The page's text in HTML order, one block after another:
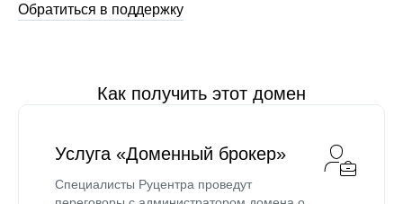
Обратиться в поддержку
Как получить этот домен
Услуга «Доменный брокер»
Специалисты Руцентра проведут